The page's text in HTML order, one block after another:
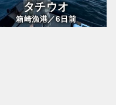
タチウオ
箱崎漁港／6日前